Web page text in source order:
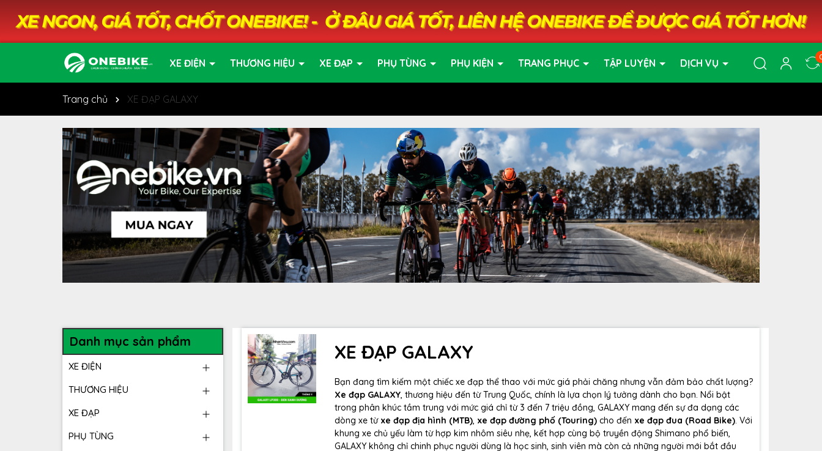
XE ĐIỆN THƯƠNG HIỆU XE ĐẠP PHỤ TÙNG PHỤ KIỆN TRANG PHỤC TẬP LUYỆN DỊCH VỤ
Trang chủ XE ĐẠP GALAXY
Danh mục sản phẩm
XE ĐIỆN
THƯƠNG HIỆU
XE ĐẠP
PHỤ TÙNG
XE ĐẠP GALAXY
Bạn đang tìm kiếm một chiếc xe đạp thể thao với mức giá phải chăng nhưng vẫn đảm bảo chất lượng?
Xe đạp GALAXY, thương hiệu đến từ Trung Quốc, chính là lựa chọn lý tưởng dành cho bạn. Nổi bật
trong phân khúc tầm trung với mức giá chỉ từ 3 đến 7 triệu đồng, GALAXY mang đến sự đa dạng các
dòng xe từ xe đạp địa hình (MTB), xe đạp đường phố (Touring) cho đến xe đạp đua (Road Bike). Với
khung xe chủ yếu làm từ hợp kim nhôm siêu nhẹ, kết hợp cùng bộ truyền động Shimano phổ biến,
GALAXY không chỉ chinh phục người dùng là học sinh, sinh viên mà còn cả những người mới bắt đầu